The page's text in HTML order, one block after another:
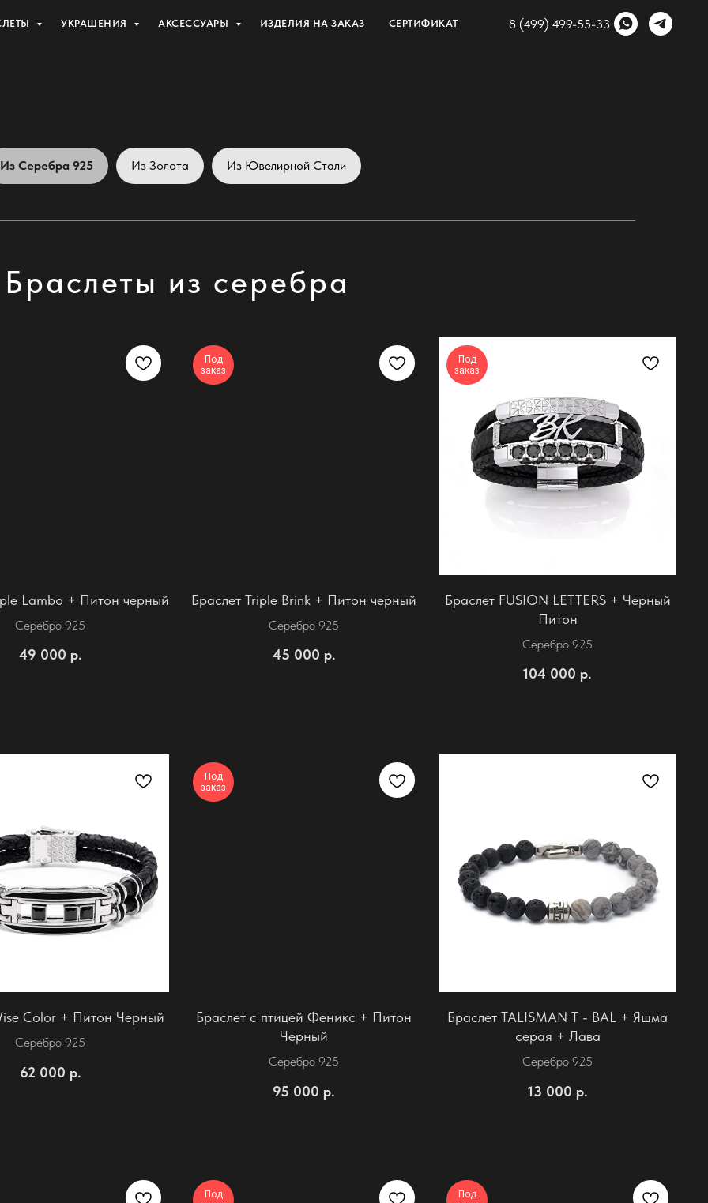
УКРАШЕНИЯ АКСЕССУАРЫ ИЗДЕЛИЯ НА ЗАКАЗ СЕРТИФИКАТ 8 (499) 499-55-33
Из Серебра 925 Из Золота Из Ювелирной Стали
Браслеты из серебра
Lambo + Питон черный
Серебро 925
49 000 р.
Под
заказ
Браслет Triple Brink + Питон черный
Серебро 925
45 000 р.
Под
заказ
Браслет FUSION LETTERS + Черный
Питон
Серебро 925
104 000 р.
Color + Питон Черный
Серебро 925
62 000 р.
Под
заказ
Браслет с птицей Феникс + Питон
Черный
Серебро 925
95 000 р.
Браслет TALISMAN T - BAL + Яшма
серая + Лава
Серебро 925
13 000 р.
Под
Под